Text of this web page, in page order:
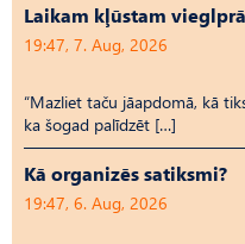
Laikam kļūstam
19:47, 7. Aug, 2026
“Mazliet taču jāapdomā, kā
ka šogad palīdzēt […]
Kā organizēs satiksmi?
19:47, 6. Aug, 2026